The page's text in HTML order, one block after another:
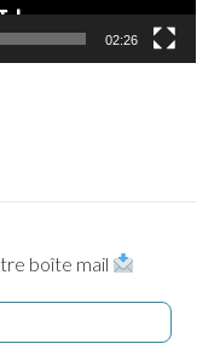
02:26
boîte mail